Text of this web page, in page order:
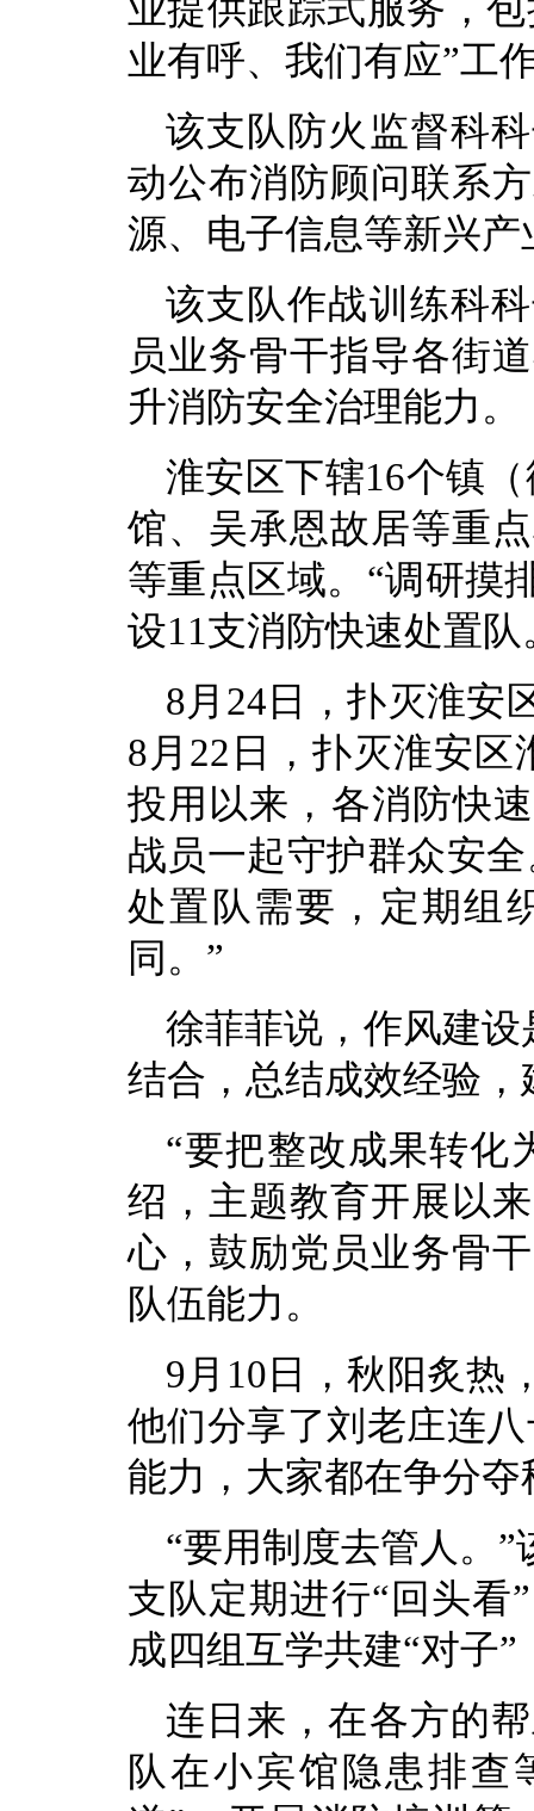
业提供跟踪式服务，
业有呼、我们有应”工
该支队防火监督科
动公布消防顾问联系
源、电子信息等新兴
该支队作战训练科
员业务骨干指导各街
升消防安全治理能力。
淮安区下辖16个镇
馆、吴承恩故居等重
等重点区域。“调研摸
设11支消防快速处置
8月24日，扑灭淮安
8月22日，扑灭淮安
投用以来，各消防快
战员一起守护群众安
处置队需要，定期组
同。”
徐菲菲说，作风建设
结合，总结成效经验
“要把整改成果转化
绍，主题教育开展以
心，鼓励党员业务骨
队伍能力。
9月10日，秋阳炙热
他们分享了刘老庄连
能力，大家都在争分
“要用制度去管人。
支队定期进行“回头看
成四组互学共建“对子
连日来，在各方的
队在小宾馆隐患排查